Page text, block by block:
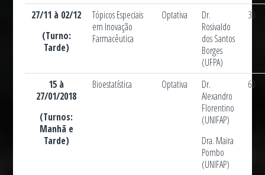
27/11 à 02/12
(Turno:
Tarde)
Tópicos Especiais
em Inovação
Farmacêutica
Optativa
Dr.
Rosivaldo
dos Santos
Borges
(UFPA)
30
15 à
27/01/2018
(Turnos:
Manhã e
Tarde)
Bioestatística Optativa
Dr.
Alexandro
Florentino
(UNIFAP)
Dra. Maira
Pombo
(UNIFAP)
60